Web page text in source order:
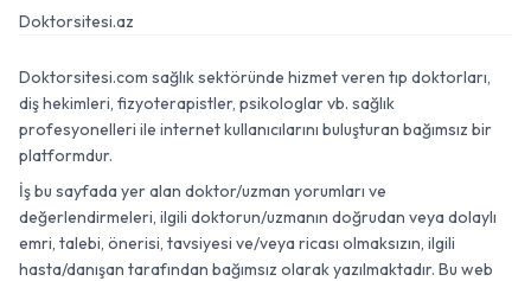
Doktorsitesi.az
Doktorsitesi.com sağlık sektöründe hizmet veren tıp doktorları,
diş hekimleri, fizyoterapistler, psikologlar vb. sağlık
profesyonelleri ile internet kullanıcılarını buluşturan bağımsız bir
platformdur.
İş bu sayfada yer alan doktor/uzman yorumları ve
değerlendirmeleri, ilgili doktorun/uzmanın doğrudan veya dolaylı
emri, talebi, önerisi, tavsiyesi ve/veya ricası olmaksızın, ilgili
hasta/danışan tarafından bağımsız olarak yazılmaktadır. Bu web